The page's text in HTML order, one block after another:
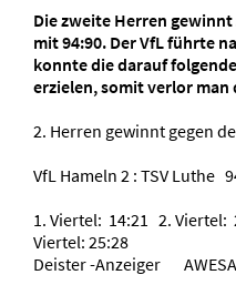
Die zweite Herren gewinnt
mit 94:90. Der VfL führte
konnte die darauf
erzielen, somit verlor man
2. Herren gewinnt gegen
VfL Hameln 2 : TSV Luthe
1. Viertel: 14:21 2.
Viertel: 25:28
Deister -Anzeiger